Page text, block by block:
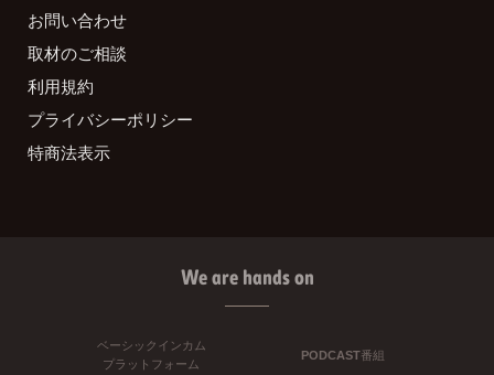
お問い合わせ
取材のご相談
利用規約
プライバシーポリシー
特商法表示
We are hands on
ベーシックインカム
プラットフォーム
PODCAST番組